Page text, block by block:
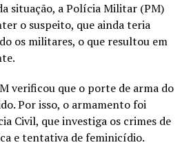
situação, a Polícia Militar (PM)
o suspeito, que ainda teria
os militares, o que resultou em
verificou que o porte de arma do
Por isso, o armamento foi
Civil, que investiga os crimes de
e tentativa de feminicídio.